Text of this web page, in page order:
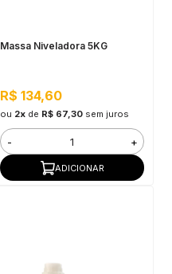
Massa Niveladora 5KG
R$ 134,60
ou 2xde R$ 67,30 sem juros
- +
ADICIONAR